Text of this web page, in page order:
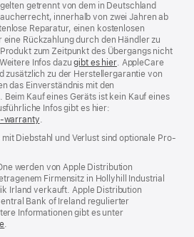
getrennt von dem in Deutschland
inner­halb von zwei Jahren ab
Reparatur, einen kosten­losen
Rück­zahlung durch den Händler zu
zum Zeit­punkt des Übergangs nicht
Infos dazugibt es hier(Öffnet
ein
Fenster)
. AppleCare
zu­sätz­lich zu der Hersteller­garantie von
das Einverständnis mit den
Kauf eines Geräts ist kein Kauf eines
Infos gibt es hier:
warranty(Öffnet
neues
.
Dieb­stahl und Verlust sind optionale Pro­
werden von Apple Distribution
Firmensitz in Hollyhill Industrial
Irland verkauft. Apple Distribution
Bank of Ireland regulierter
Informationen gibt es unter
(Öffnet
.